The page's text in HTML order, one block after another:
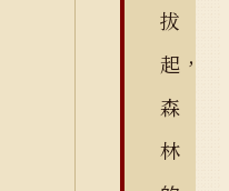
拔
起，
森
林